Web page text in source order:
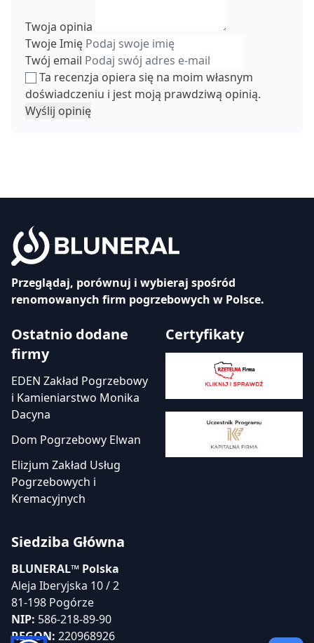
Twoja opinia
Twoje Imię
Twój email
Ta recenzja opiera się na moim własnym
doświadczeniu i jest moją prawdziwą opinią.
Wyślij opinię
Przeglądaj, porównuj i wybieraj spośród
renomowanych firm pogrzebowych w Polsce.
Ostatnio dodane
firmy
EDEN Zakład Pogrzebowy
i Kamieniarstwo Monika
Dacyna
Dom Pogrzebowy Elwan
Elizjum Zakład Usług
Pogrzebowych i
Kremacyjnych
Certyfikaty
Siedziba Główna
BLUNERAL™ Polska
Aleja Iberyjska 10 / 2
81-198 Pogórze
NIP: 586-218-89-90
REGON: 220968926